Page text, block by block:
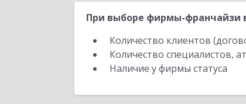
При выборе фирмы-франчайзи
Количество клиентов
Количество специалистов,
Наличие у фирмы статуса